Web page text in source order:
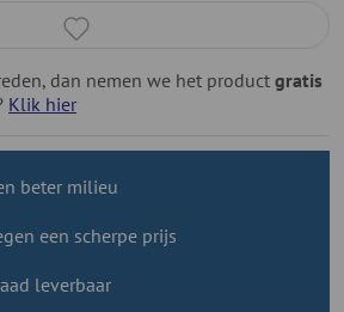
dan nemen we het product gratis
Klik hier
beter milieu
een scherpe prijs
leverbaar